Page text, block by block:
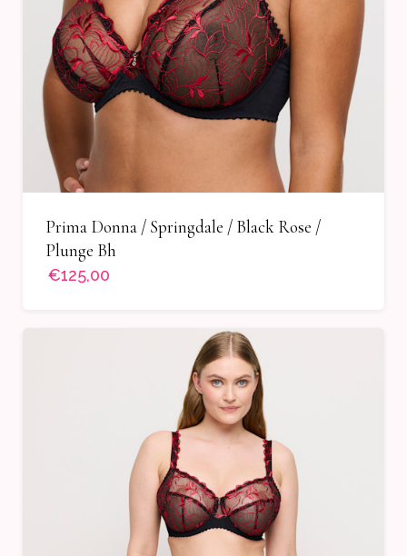
Prima Donna / Springdale / Black Rose /
Plunge Bh
€125,00